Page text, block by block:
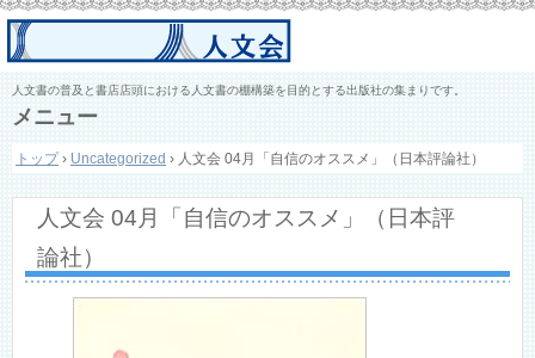
人文書の普及と書店店頭における人文書の棚構築を目的とする出版社の集まりです。
メニュー
ン
ン
キ
トップ › Uncategorized › 人文会 04月「自信のオススメ」（日本評論社）
人文会 04月「自信のオススメ」（日本評
論社）